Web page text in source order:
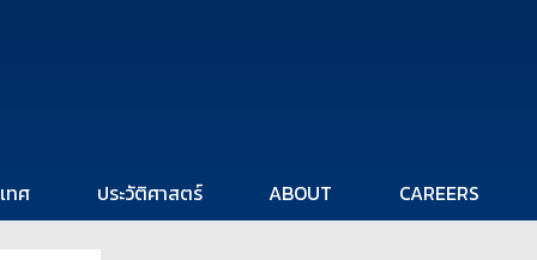
ทศ ประวัติศาสตร์ ABOUT CAREERS